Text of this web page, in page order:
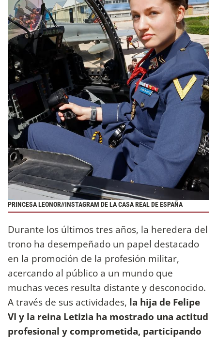
PRINCESA LEONOR//INSTAGRAM DE LA CASA REAL DE ESPAÑA
Durante los últimos tres años, la heredera del
trono ha desempeñado un papel destacado
en la promoción de la profesión militar,
acercando al público a un mundo que
muchas veces resulta distante y desconocido.
A través de sus actividades, la hija de Felipe
VI y la reina Letizia ha mostrado una actitud
profesional y comprometida, participando